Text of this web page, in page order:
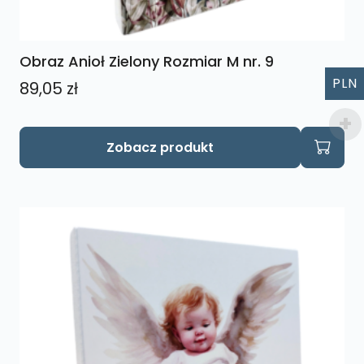
Obraz Anioł Zielony Rozmiar M nr. 9
89,05 zł
Zobacz produkt
PLN